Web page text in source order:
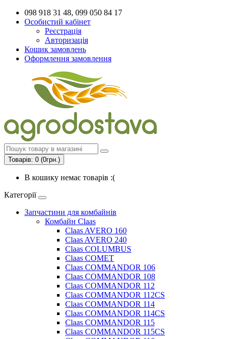
098 918 31 48, 099 050 84 17
Особистий кабінет
Реєстрація
Авторизація
Кошик замовлень
Оформлення замовлення
Товарів: 0 (0грн.)
В кошику немає товарів :(
Категорії
Запчастини для комбайнів
Комбайн Claas
Claas AVERO 160
Claas AVERO 240
Claas COLUMBUS
Claas COMET
Claas COMMANDOR 106
Claas COMMANDOR 108
Claas COMMANDOR 112
Claas COMMANDOR 112CS
Claas COMMANDOR 114
Claas COMMANDOR 114CS
Claas COMMANDOR 115
Claas COMMANDOR 115CS